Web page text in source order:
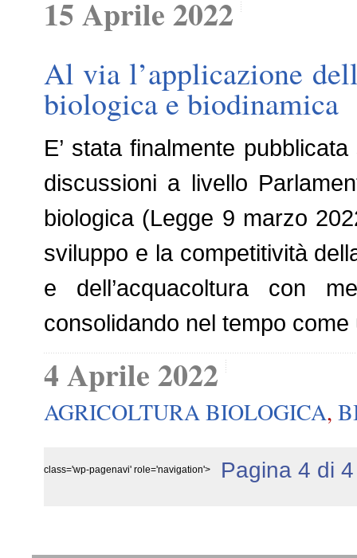
15 Aprile 2022
Al via l’applicazione
biologica e biodinamica
E’ stata finalmente
discussioni a livello
biologica (Legge 9 marzo
sviluppo e la competitività
e dell’acquacoltura con
consolidando nel tempo
4 Aprile 2022
AGRICOLTURA BIOLOGICA,
class='wp-pagenavi' role='navigation'> Pagina 4 di 4